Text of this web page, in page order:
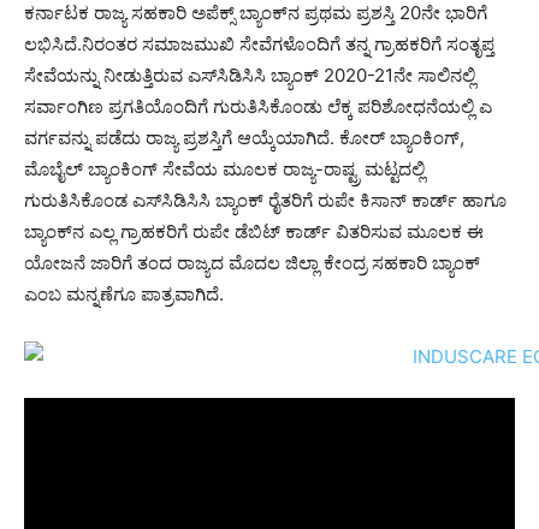
ಕರ್ನಾಟಕ ರಾಜ್ಯ ಸಹಕಾರಿ ಅಪೆಕ್ಸ್ ಬ್ಯಾಂಕ್‍ನ ಪ್ರಥಮ ಪ್ರಶಸ್ತಿ 20ನೇ ಭಾರಿಗೆ
ಲಭಿಸಿದೆ.ನಿರಂತರ ಸಮಾಜಮುಖಿ ಸೇವೆಗಳೊಂದಿಗೆ ತನ್ನ ಗ್ರಾಹಕರಿಗೆ ಸಂತೃಪ್ತ
ಸೇವೆಯನ್ನು ನೀಡುತ್ತಿರುವ ಎಸ್‍ಸಿಡಿಸಿಸಿ ಬ್ಯಾಂಕ್ 2020-21ನೇ ಸಾಲಿನಲ್ಲಿ
ಸರ್ವಾಂಗಿಣ ಪ್ರಗತಿಯೊಂದಿಗೆ ಗುರುತಿಸಿಕೊಂಡು ಲೆಕ್ಕ ಪರಿಶೋಧನೆಯಲ್ಲಿ ಎ
ವರ್ಗವನ್ನು ಪಡೆದು ರಾಜ್ಯ ಪ್ರಶಸ್ತಿಗೆ ಆಯ್ಕೆಯಾಗಿದೆ. ಕೋರ್ ಬ್ಯಾಂಕಿಂಗ್,
ಮೊಬೈಲ್ ಬ್ಯಾಂಕಿಂಗ್ ಸೇವೆಯ ಮೂಲಕ ರಾಜ್ಯ-ರಾಷ್ಟ್ರ ಮಟ್ಟದಲ್ಲಿ
ಗುರುತಿಸಿಕೊಂಡ ಎಸ್‍ಸಿಡಿಸಿಸಿ ಬ್ಯಾಂಕ್ ರೈತರಿಗೆ ರುಪೇ ಕಿಸಾನ್ ಕಾರ್ಡ್ ಹಾಗೂ
ಬ್ಯಾಂಕ್‍ನ ಎಲ್ಲ ಗ್ರಾಹಕರಿಗೆ ರುಪೇ ಡೆಬಿಟ್ ಕಾರ್ಡ್ ವಿತರಿಸುವ ಮೂಲಕ ಈ
ಯೋಜನೆ ಜಾರಿಗೆ ತಂದ ರಾಜ್ಯದ ಮೊದಲ ಜಿಲ್ಲಾ ಕೇಂದ್ರ ಸಹಕಾರಿ ಬ್ಯಾಂಕ್
ಎಂಬ ಮನ್ನಣೆಗೂ ಪಾತ್ರವಾಗಿದೆ.